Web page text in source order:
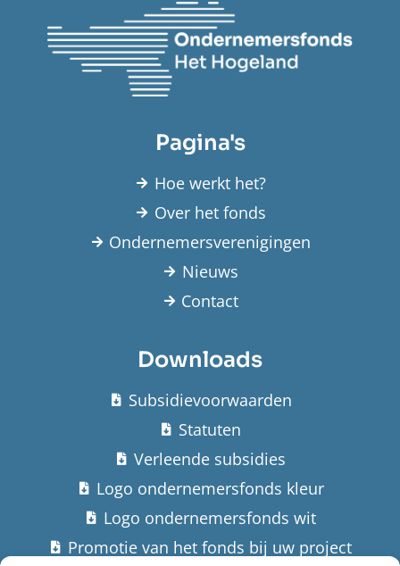
Pagina's
Hoe werkt het?
Over het fonds
Ondernemersverenigingen
Nieuws
Contact
Downloads
Subsidievoorwaarden
Statuten
Verleende subsidies
Logo ondernemersfonds kleur
Logo ondernemersfonds wit
Promotie van het fonds bij uw project